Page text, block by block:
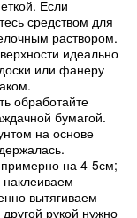
Если
средством для
раствором.
идеально
или фанеру
обработайте
бумагой.
на основе
на 4-5см;
вытягиваем
рукой нужно